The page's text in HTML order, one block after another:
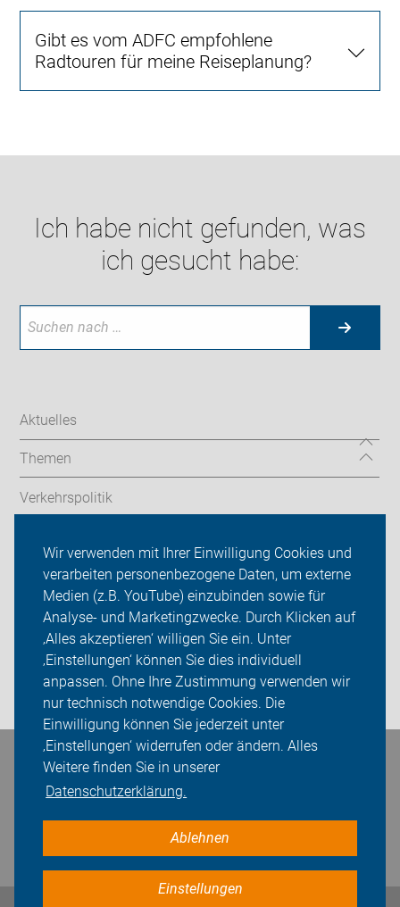
Wir verwenden mit Ihrer Einwilligung Cookies und
verarbeiten personenbezogene Daten, um externe
Medien (z.B. YouTube) einzubinden sowie für
Analyse- und Marketingzwecke. Durch Klicken auf
‚Alles akzeptieren‘ willigen Sie ein. Unter
‚Einstellungen‘ können Sie dies individuell
anpassen. Ohne Ihre Zustimmung verwenden wir
nur technisch notwendige Cookies. Die
Einwilligung können Sie jederzeit unter
‚Einstellungen‘ widerrufen oder ändern. Alles
Weitere finden Sie in unserer
Datenschutzerklärung.
Ablehnen
Einstellungen
Gibt es vom ADFC empfohlene
Radtouren für meine Reiseplanung?
Ich habe nicht gefunden, was
ich gesucht habe:
Aktuelles
Themen
Verkehrspolitik
ADFC Aurich
Sei dabei
Presse
Login
Bleiben Sie in Kontakt